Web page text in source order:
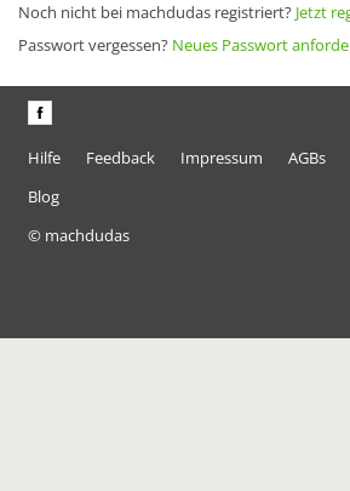
Noch nicht bei machdudas registriert? Jetzt
Passwort vergessen? Neues Passwort
Hilfe Feedback Impressum AGBs
Blog
© machdudas